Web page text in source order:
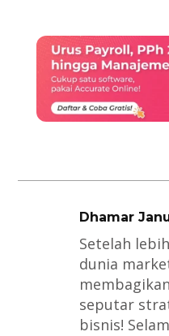
Dhamar
Setelah
dunia
seputar
bisnis!